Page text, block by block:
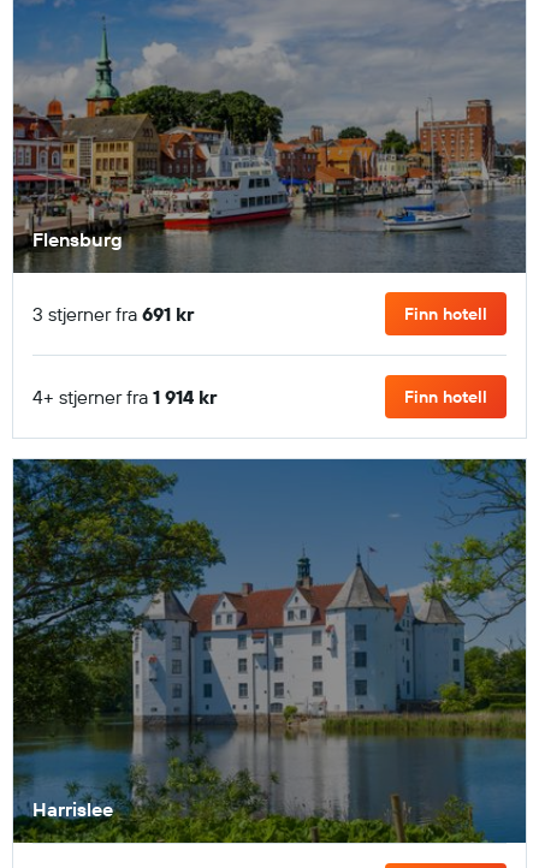
Flensburg
3 stjerner fra 691 kr Finn hotell
4+ stjerner fra 1 914 kr Finn hotell
Harrislee